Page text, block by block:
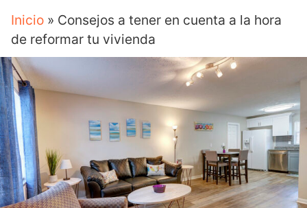
Inicio » Consejos a tener en cuenta a la hora
de reformar tu vivienda